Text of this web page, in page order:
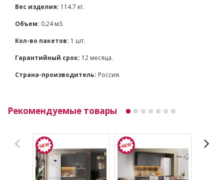
Вес изделия: 114.7 кг.
Объем: 0.24 м3.
Кол-во пакетов: 1 шт.
Гарантийный срок: 12 месяца.
Страна-производитель: Россия.
Рекомендуемые товары